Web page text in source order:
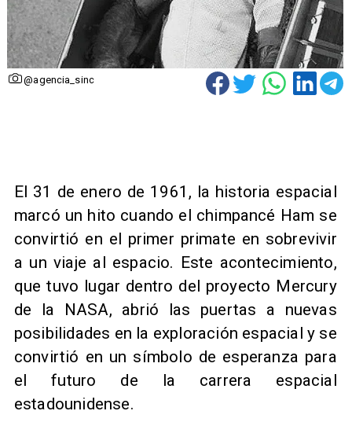
@agencia_sinc
​El 31 de enero de 1961, la historia espacial
marcó un hito cuando el chimpancé Ham se
convirtió en el primer primate en sobrevivir
a un viaje al espacio. Este acontecimiento,
que tuvo lugar dentro del proyecto Mercury
de la NASA, abrió las puertas a nuevas
posibilidades en la exploración espacial y se
convirtió en un símbolo de esperanza para
el futuro de la carrera espacial
estadounidense.